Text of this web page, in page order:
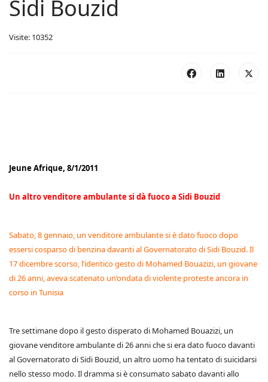
Sidi Bouzid
Visite: 10352
Jeune Afrique, 8/1/2011
Un altro venditore ambulante si dà fuoco a Sidi Bouzid
Sabato, 8 gennaio, un venditore ambulante si è dato fuoco dopo
essersi cosparso di benzina davanti al Governatorato di Sidi Bouzid. Il
17 dicembre scorso, l’identico gesto di Mohamed Bouazizi, un giovane
di 26 anni, aveva scatenato un’ondata di violente proteste ancora in
corso in Tunisia
Tre settimane dopo il gesto disperato di Mohamed Bouazizi, un
giovane venditore ambulante di 26 anni che si era dato fuoco davanti
al Governatorato di Sidi Bouzid, un altro uomo ha tentato di suicidarsi
nello stesso modo. Il dramma si è consumato sabato davanti allo